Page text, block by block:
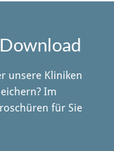
unsere Kliniken
Im
für Sie